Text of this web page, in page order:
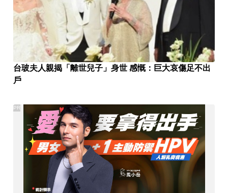
台玻夫人親揭「離世兒子」身世 感慨：巨大哀傷足不出
戶
PR